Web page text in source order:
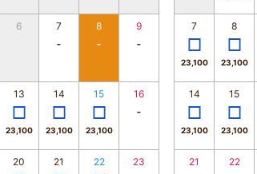
6 7 8 9
13
23,100
14
23,100
15
23,100
16
20 21 22 23
7
23,100
8
23,100
14
23,100
15
23,100
21 22